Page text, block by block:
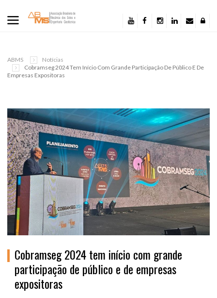
ABMS
Notícias
Cobramseg 2024 Tem Início Com Grande Participação De Público E De
Empresas Expositoras
Cobramseg 2024 tem início com grande
participação de público e de empresas
expositoras